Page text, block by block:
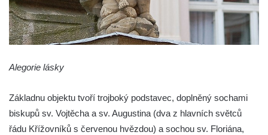
Sloup se sochou Ukřižovaného v Místě
Sloup Panny Marie v Bochově
Sloup Panny Marie v Doksech
Durynské v Mostě
Alegorie lásky
Základnu objektu tvoří trojboký podstavec, doplněný sochami
biskupů sv. Vojtěcha a sv. Augustina (dva z hlavních světců
řádu Křížovníků s červenou hvězdou) a sochou sv. Floriána,